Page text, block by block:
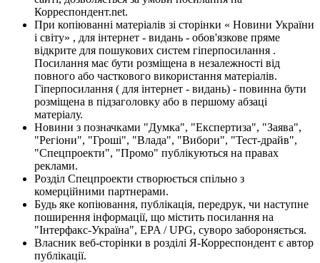
Корреспондент.net.
При копіюванні матеріалів зі сторінки « Новини України
і світу» , для інтернет - видань - обов'язкове пряме
відкрите для пошукових систем гіперпосилання .
Посилання має бути розміщена в незалежності від
повного або часткового використання матеріалів.
Гіперпосилання ( для інтернет - видань) - повинна бути
розміщена в підзаголовку або в першому абзаці
матеріалу.
Новини з позначками "Думка", "Експертиза", "Заява",
"Регіони", "Гроші", "Влада", "Вибори", "Тест-драйв",
"Спецпроекти", "Промо" публікуються на правах
реклами.
Розділ Спецпроекти створюється спільно з
комерційними партнерами.
Будь яке копіювання, публікація, передрук, чи наступне
поширення інформації, що містить посилання на
"Інтерфакс-Україна", EPA / UPG, суворо забороняється.
Власник веб-сторінки в розділі Я-Корреспондент є автор
публікації.